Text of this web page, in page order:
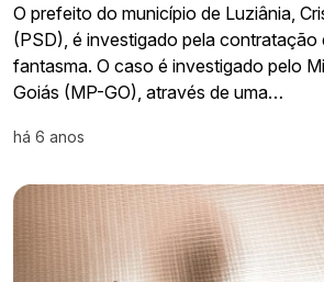
O prefeito do município de Luziânia,
(PSD), é investigado pela contratação
fantasma. O caso é investigado pelo
Goiás (MP-GO), através de uma…
há 6 anos